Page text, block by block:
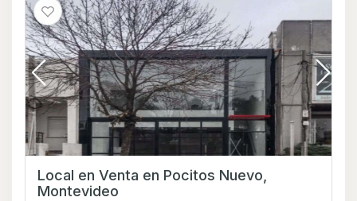
Local en Venta en Pocitos Nuevo,
Montevideo